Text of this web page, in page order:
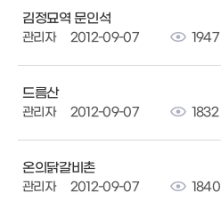
김정묘역 문인석
관리자 2012-09-07 1947
드름산
관리자 2012-09-07 1832
온의닭갈비촌
관리자 2012-09-07 1840